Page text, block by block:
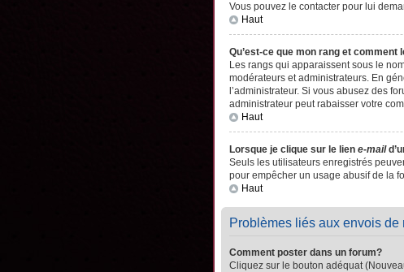
Vous pouvez le contacter pour lui
Haut
Qu’est-ce que mon rang et comment
Les rangs qui apparaissent sous le
modérateurs et administrateurs. En
l’administrateur. Si vous abusez des
administrateur peut rabaisser votre
Haut
Lorsque je clique sur le lien e-mail
Seuls les utilisateurs enregistrés
pour empêcher un usage abusif de la
Haut
Problèmes liés aux envois de
Comment poster dans un forum?
Cliquez sur le bouton adéquat